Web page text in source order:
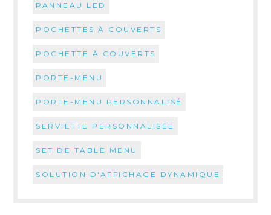
PANNEAU LED
POCHETTES À COUVERTS
POCHETTE À COUVERTS
PORTE-MENU
PORTE-MENU PERSONNALISÉ
SERVIETTE PERSONNALISÉE
SET DE TABLE MENU
SOLUTION D'AFFICHAGE DYNAMIQUE